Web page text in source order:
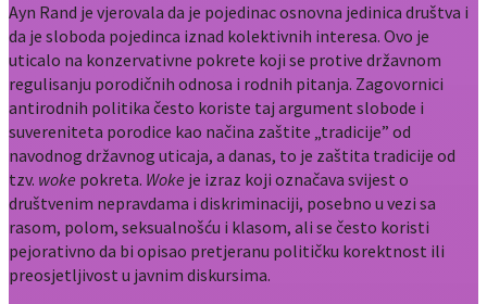
Ayn Rand je vjerovala da je pojedinac osnovna jedinica društva i
da je sloboda pojedinca iznad kolektivnih interesa. Ovo je
uticalo na konzervativne pokrete koji se protive državnom
regulisanju porodičnih odnosa i rodnih pitanja. Zagovornici
antirodnih politika često koriste taj argument slobode i
suvereniteta porodice kao načina zaštite „tradicije” od
navodnog državnog uticaja, a danas, to je zaštita tradicije od
tzv. woke pokreta. Woke je izraz koji označava svijest o
društvenim nepravdama i diskriminaciji, posebno u vezi sa
rasom, polom, seksualnošću i klasom, ali se često koristi
pejorativno da bi opisao pretjeranu političku korektnost ili
preosjetljivost u javnim diskursima.